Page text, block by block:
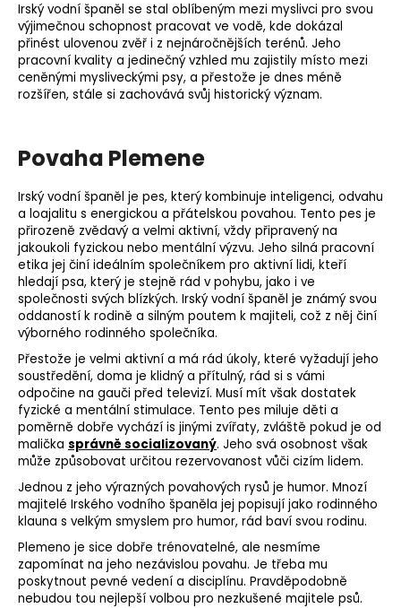
Irský vodní španěl se stal oblíbeným mezi myslivci pro svou
výjimečnou schopnost pracovat ve vodě, kde dokázal
přinést ulovenou zvěř i z nejnáročnějších terénů. Jeho
pracovní kvality a jedinečný vzhled mu zajistily místo mezi
ceněnými mysliveckými psy, a přestože je dnes méně
rozšířen, stále si zachovává svůj historický význam.
Povaha Plemene
Irský vodní španěl je pes, který kombinuje inteligenci, odvahu
a loajalitu s energickou a přátelskou povahou. Tento pes je
přirozeně zvědavý a velmi aktivní, vždy připravený na
jakoukoli fyzickou nebo mentální výzvu. Jeho silná pracovní
etika jej činí ideálním společníkem pro aktivní lidi, kteří
hledají psa, který je stejně rád v pohybu, jako i ve
společnosti svých blízkých. Irský vodní španěl je známý svou
oddaností k rodině a silným poutem k majiteli, což z něj činí
výborného rodinného společníka.
Přestože je velmi aktivní a má rád úkoly, které vyžadují jeho
soustředění, doma je klidný a přítulný, rád si s vámi
odpočine na gauči před televizí. Musí mít však dostatek
fyzické a mentální stimulace. Tento pes miluje děti a
poměrně dobře vychází is jinými zvířaty, zvláště pokud je od
malička správně socializovaný. Jeho svá osobnost však
může způsobovat určitou rezervovanost vůči cizím lidem.
Jednou z jeho výrazných povahových rysů je humor. Mnozí
majitelé Irského vodního španěla jej popisují jako rodinného
klauna s velkým smyslem pro humor, rád baví svou rodinu.
Plemeno je sice dobře trénovatelné, ale nesmíme
zapomínat na jeho nezávislou povahu. Je třeba mu
poskytnout pevné vedení a disciplínu. Pravděpodobně
nebudou tou nejlepší volbou pro nezkušené majitele psů.